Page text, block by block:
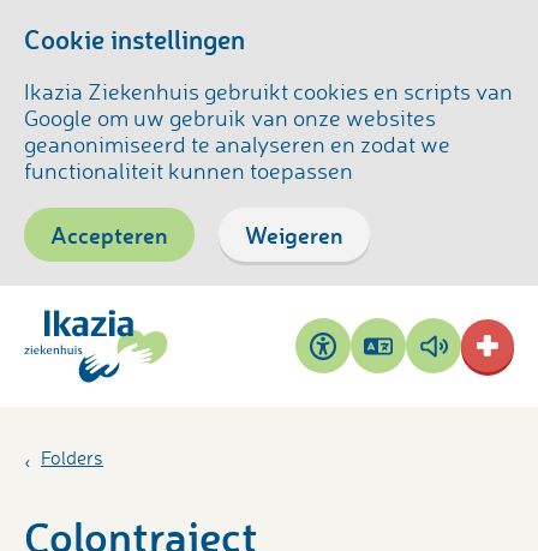
Cookie instellingen
Ikazia Ziekenhuis gebruikt cookies en scripts van
Google om uw gebruik van onze websites
geanonimiseerd te analyseren en zodat we
functionaliteit kunnen toepassen
Accepteren Weigeren
Toegankelijkheid
Pagina
vertalen
Pagina
voorlezen
Folders
Colontraject